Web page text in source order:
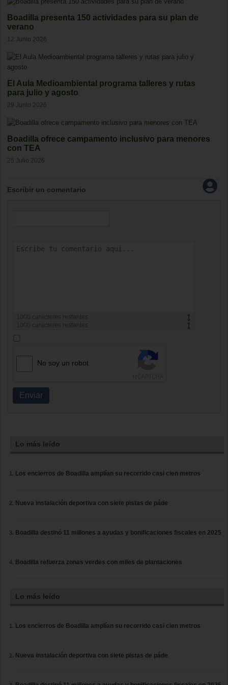
Boadilla presenta 150 actividades para su plan de
verano
12 Junio 2026
El Aula Medioambiental programa talleres y rutas
para julio y agosto
29 Junio 2026
Boadilla ofrece campamento inclusivo para menores
con TEA
25 Julio 2026
Escribir un comentario
1000
caracteres restantes
1000
caracteres restantes
No soy un robot
Enviar
Lo más leído
Los encierros de Boadilla amplían su recorrido casi cien metros
Nueva instalación deportiva con siete pistas de páde
Boadilla destinó 11 millones a ayudas y bonificaciones fiscales en 2025
Boadilla refuerza zonas verdes con miles de plantaciones
Lo más leído
Los encierros de Boadilla amplían su recorrido casi cien metros
Nueva instalación deportiva con siete pistas de páde